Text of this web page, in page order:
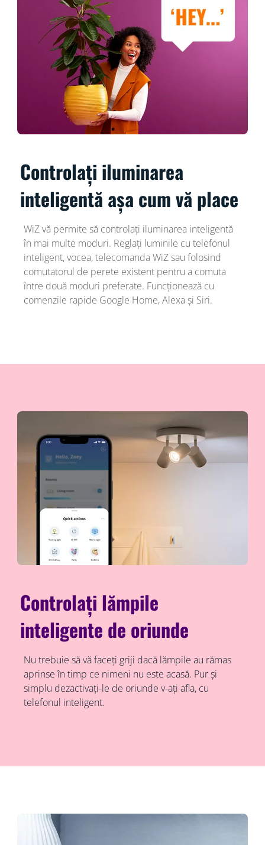
Controlați iluminarea
inteligentă așa cum vă place
WiZ vă permite să controlați iluminarea inteligentă
în mai multe moduri. Reglați luminile cu telefonul
inteligent, vocea, telecomanda WiZ sau folosind
comutatorul de perete existent pentru a comuta
între două moduri preferate. Funcționează cu
comenzile rapide Google Home, Alexa și Siri.
Controlați lămpile
inteligente de oriunde
Nu trebuie să vă faceți griji dacă lămpile au rămas
aprinse în timp ce nimeni nu este acasă. Pur și
simplu dezactivați-le de oriunde v-ați afla, cu
telefonul inteligent.